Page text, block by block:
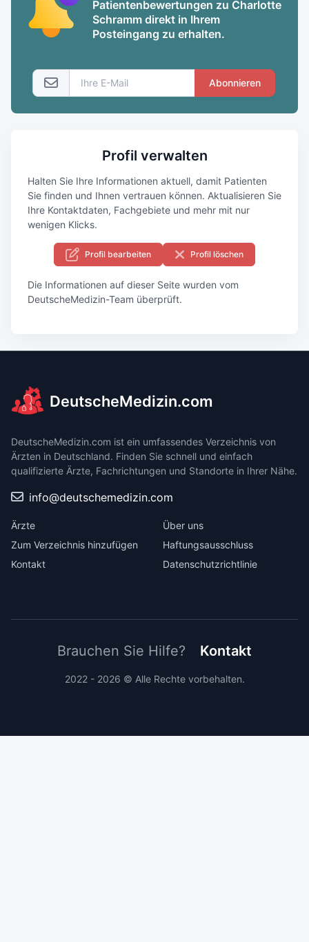
Patientenbewertungen zu Charlotte
Schramm direkt in Ihrem
Posteingang zu erhalten.
Abonnieren
Profil verwalten
Halten Sie Ihre Informationen aktuell, damit Patienten
Sie finden und Ihnen vertrauen können. Aktualisieren Sie
Ihre Kontaktdaten, Fachgebiete und mehr mit nur
wenigen Klicks.
Profil bearbeiten Profil löschen
Die Informationen auf dieser Seite wurden vom
DeutscheMedizin-Team überprüft.
DeutscheMedizin.com
DeutscheMedizin.com ist ein umfassendes Verzeichnis von
Ärzten in Deutschland. Finden Sie schnell und einfach
qualifizierte Ärzte, Fachrichtungen und Standorte in Ihrer Nähe.
info@deutschemedizin.com
Ärzte
Zum Verzeichnis hinzufügen
Kontakt
Über uns
Haftungsausschluss
Datenschutzrichtlinie
Brauchen Sie Hilfe? Kontakt
2022 - 2026 © Alle Rechte vorbehalten.